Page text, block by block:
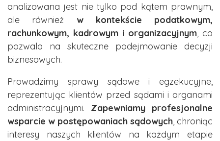
analizowana jest nie tylko pod kątem prawnym,
ale również w kontekście podatkowym,
rachunkowym, kadrowym i organizacyjnym, co
pozwala na skuteczne podejmowanie decyzji
biznesowych.
Prowadzimy sprawy sądowe i egzekucyjne,
reprezentując klientów przed sądami i organami
administracyjnymi. Zapewniamy profesjonalne
wsparcie w postępowaniach sądowych, chroniąc
interesy naszych klientów na każdym etapie